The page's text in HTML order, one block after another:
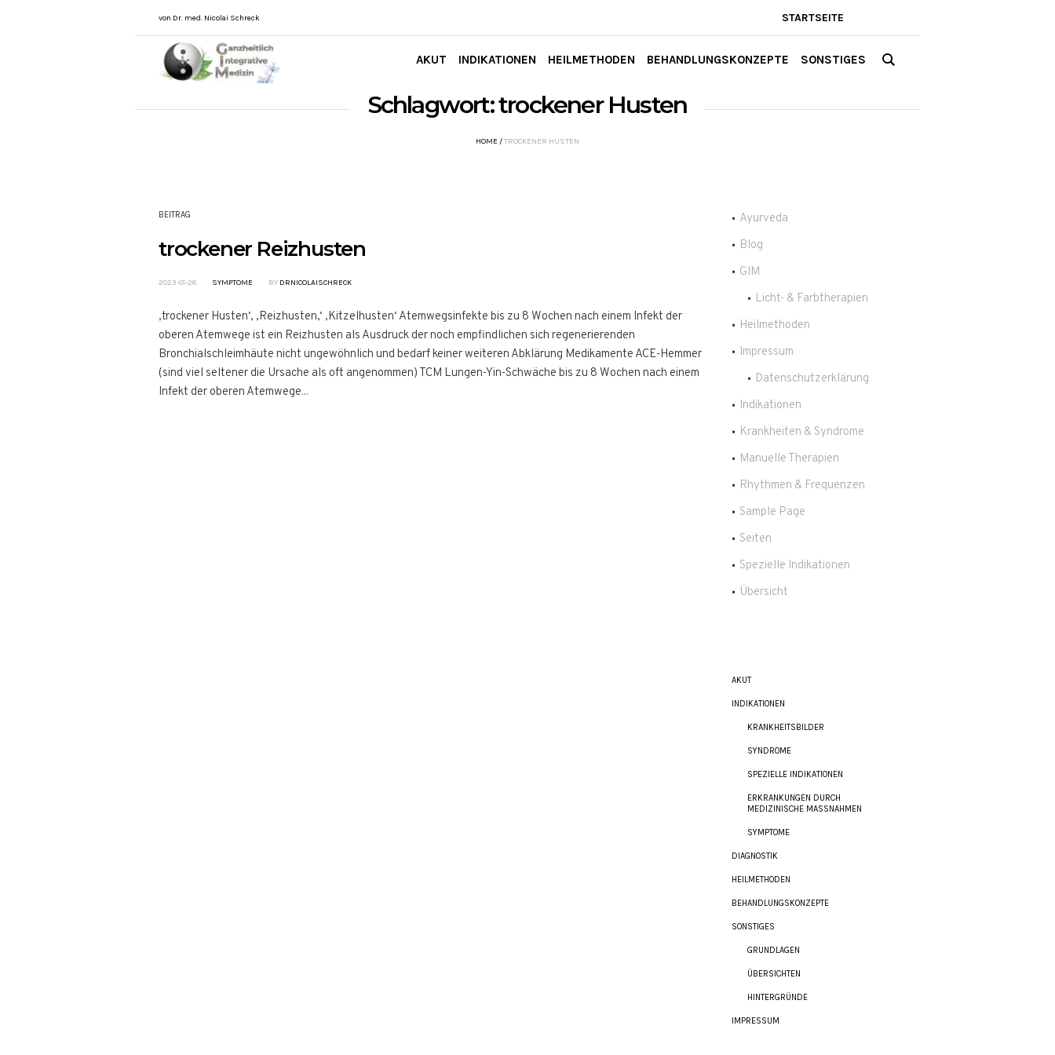
STARTSEITE
von Dr. med. Nicolai Schreck
AKUT INDIKATIONEN HEILMETHODEN BEHANDLUNGSKONZEPTE SONSTIGES
Schlagwort:trockener Husten
HOME /TROCKENER HUSTEN
BEITRAG
trockener Reizhusten
2023-01-28 SYMPTOME BY DRNICOLAISCHRECK
‚trockener Husten‘, ‚Reizhusten,‘ ‚Kitzelhusten‘ Atemwegsinfekte bis zu 8 Wochen nach einem Infekt der
oberen Atemwege ist ein Reizhusten als Ausdruck der noch empfindlichen sich regenerierenden
Bronchialschleimhäute nicht ungewöhnlich und bedarf keiner weiteren Abklärung Medikamente ACE-Hemmer
(sind viel seltener die Ursache als oft angenommen) TCM Lungen-Yin-Schwäche bis zu 8 Wochen nach einem
Infekt der oberen Atemwege...
Ayurveda
Blog
GIM
Licht- & Farbtherapien
Heilmethoden
Impressum
Datenschutzerklärung
Indikationen
Krankheiten & Syndrome
Manuelle Therapien
Rhythmen & Frequenzen
Sample Page
Seiten
Spezielle Indikationen
Übersicht
AKUT
INDIKATIONEN
KRANKHEITSBILDER
SYNDROME
SPEZIELLE INDIKATIONEN
ERKRANKUNGEN DURCH
MEDIZINISCHE MASSNAHMEN
SYMPTOME
DIAGNOSTIK
HEILMETHODEN
BEHANDLUNGSKONZEPTE
SONSTIGES
GRUNDLAGEN
ÜBERSICHTEN
HINTERGRÜNDE
IMPRESSUM